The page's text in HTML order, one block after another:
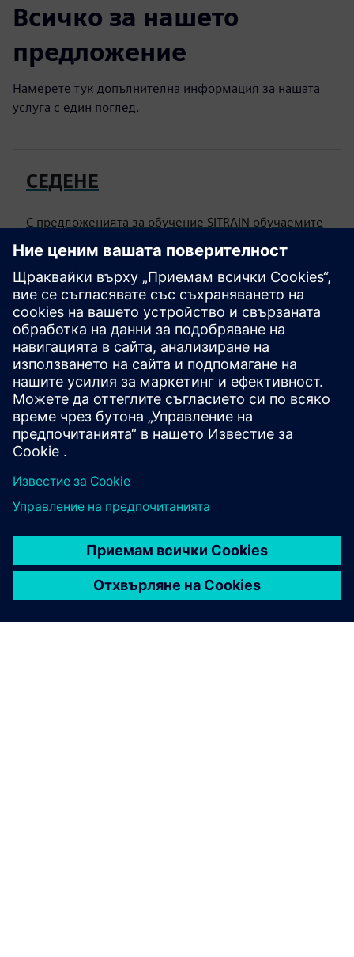
Всичко за нашето
предложение
Намерете тук допълнителна информация за нашата
услуга с един поглед.
СЕДЕНЕ
С предложенията за обучение SITRAIN обучаемите
техните нужди.
Учебно членство | SITRAIN
access
Добре дошли в обучението в дигиталната ера!